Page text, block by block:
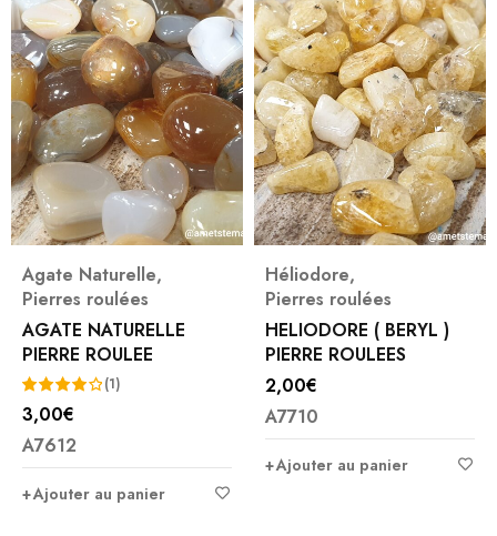
Agate Naturelle,
Pierres roulées
AGATE NATURELLE
PIERRE ROULEE
Note
4.00
sur 5
(1)
3,00€
A7612
Ajouter au panier
Héliodore,
Pierres roulées
HELIODORE ( BERYL )
PIERRE ROULEES
2,00€
A7710
Ajouter au panier